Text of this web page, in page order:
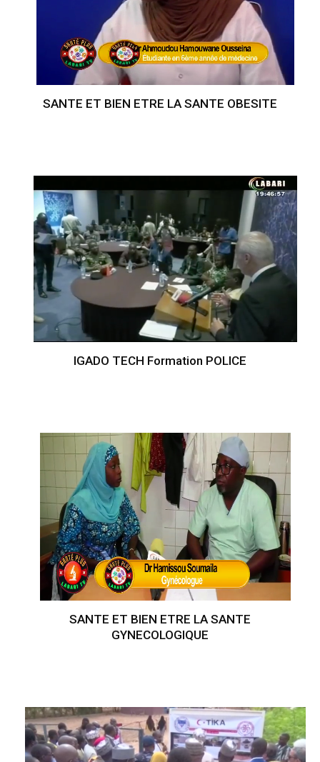
SANTE ET BIEN ETRE LA SANTE OBESITE
IGADO TECH Formation POLICE
SANTE ET BIEN ETRE LA SANTE
GYNECOLOGIQUE